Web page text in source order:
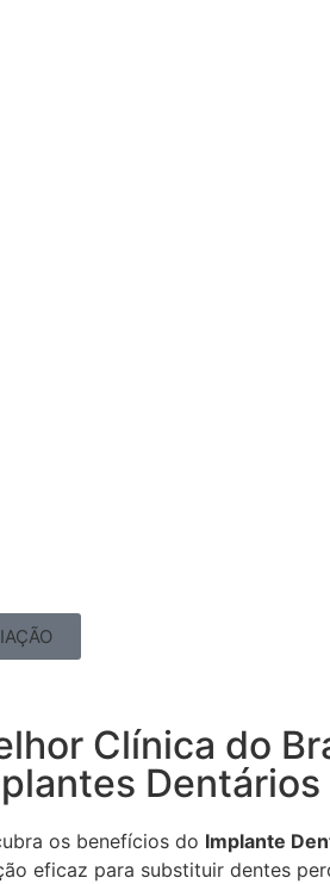
Clínica do
Dentários
os benefícios do Implante
eficaz para substituir dentes